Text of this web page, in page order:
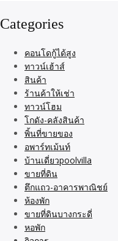
Categories
คอนโดกู้ได้สูง
ทาวน์เฮ้าส์
สินค้า
ร้านค้าให้เช่า
ทาวน์โฮม
โกดัง-คลังสินค้า
พิ้นที่ขายของ
อพาร์ทเม้นท์
บ้านเดี่ยวpoolvilla
ขายที่ดิน
ตึกแถว-อาคารพาณิชย์
ห้องพัก
ขายที่ดินบางกระดี่
หอพัก